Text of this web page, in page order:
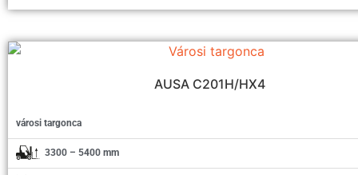
AUSA C201H/HX4
városi targonca
3300 – 5400 mm